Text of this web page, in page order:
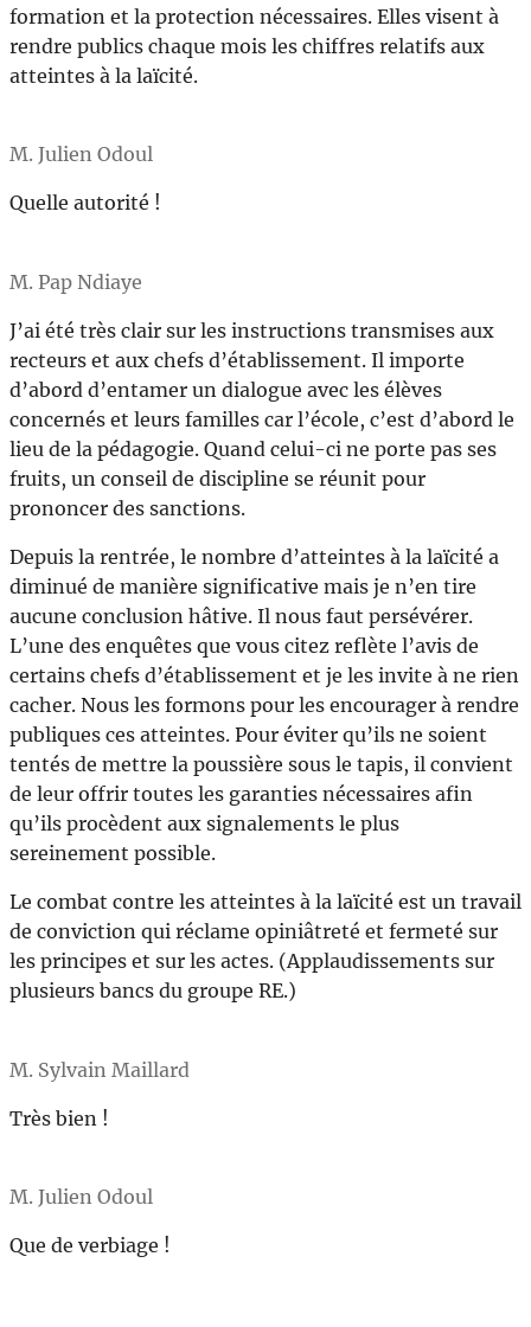
formation et la protection nécessaires. Elles visent à
rendre publics chaque mois les chiffres relatifs aux
atteintes à la laïcité.
M. Julien Odoul
Quelle autorité !
M. Pap Ndiaye
J’ai été très clair sur les instructions transmises aux
recteurs et aux chefs d’établissement. Il importe
d’abord d’entamer un dialogue avec les élèves
concernés et leurs familles car l’école, c’est d’abord le
lieu de la pédagogie. Quand celui-ci ne porte pas ses
fruits, un conseil de discipline se réunit pour
prononcer des sanctions.
Depuis la rentrée, le nombre d’atteintes à la laïcité a
diminué de manière significative mais je n’en tire
aucune conclusion hâtive. Il nous faut persévérer.
L’une des enquêtes que vous citez reflète l’avis de
certains chefs d’établissement et je les invite à ne rien
cacher. Nous les formons pour les encourager à rendre
publiques ces atteintes. Pour éviter qu’ils ne soient
tentés de mettre la poussière sous le tapis, il convient
de leur offrir toutes les garanties nécessaires afin
qu’ils procèdent aux signalements le plus
sereinement possible.
Le combat contre les atteintes à la laïcité est un travail
de conviction qui réclame opiniâtreté et fermeté sur
les principes et sur les actes. (Applaudissements sur
plusieurs bancs du groupe RE.)
M. Sylvain Maillard
Très bien !
M. Julien Odoul
Que de verbiage !